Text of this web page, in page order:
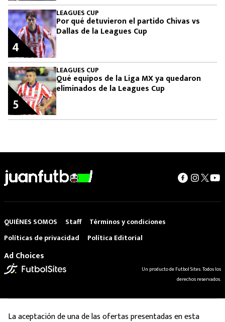
LEAGUES CUP
Por qué detuvieron el partido Chivas vs
Dallas de la Leagues Cup
4
LEAGUES CUP
Qué equipos de la Liga MX ya quedaron
eliminados de la Leagues Cup
5
QUIÉNES SOMOS Staff
Términos y condiciones
Políticas de privacidad
Política Editorial
Ad Choices
Un producto de Futbol Sites. Todos los
derechos reservados.
La aceptación de una de las ofertas presentadas en esta